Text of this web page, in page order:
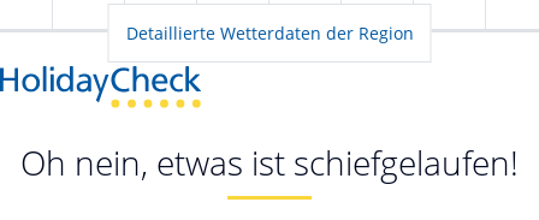
Detaillierte Wetterdaten der Region
Oh nein, etwas ist schiefgelaufen!